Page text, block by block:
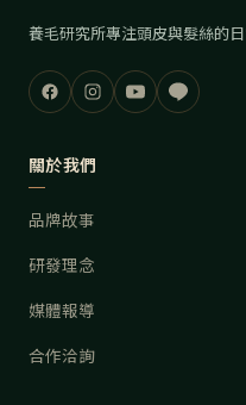
養毛研究所專注頭皮與髮絲的
關於我們
品牌故事
研發理念
媒體報導
合作洽詢